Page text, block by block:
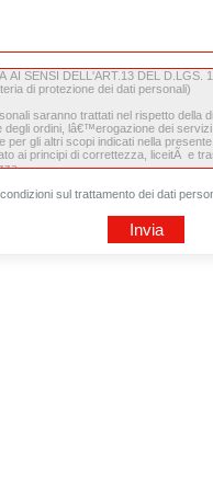
sul trattamento dei dati